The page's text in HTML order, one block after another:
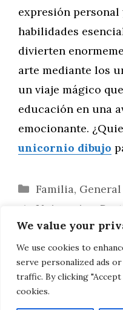
We value your
We use cookies to
serve personalized ads
traffic. By clicking
cookies.
expresión
habilidades
divierten
arte mediante los
un viaje mágico
educación en una
emocionante.
unicornio dibujo
Categorías
Familia, General
Unicornios:
Scrapbooking y la
Unicornios en
Cuando el Público